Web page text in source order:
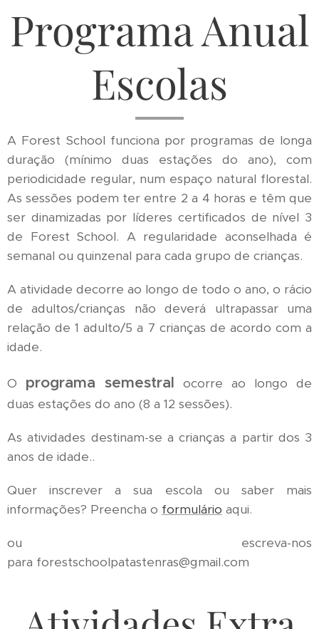
Programa Anual
Escolas
A Forest School funciona por programas de longa
duração (mínimo duas estações do ano), com
periodicidade regular, num espaço natural florestal.
As sessões podem ter entre 2 a 4 horas e têm que
ser dinamizadas por líderes certificados de nível 3
de Forest School. A regularidade aconselhada é
semanal ou quinzenal para cada grupo de crianças.
A atividade decorre ao longo de todo o ano, o rácio
de adultos/crianças não deverá ultrapassar uma
relação de 1 adulto/5 a 7 crianças de acordo com a
idade.
O programa semestral ocorre ao longo de
duas estações do ano (8 a 12 sessões).
As atividades destinam-se a crianças a partir dos 3
anos de idade..
Quer inscrever a sua escola ou saber mais
informações? Preencha o formulário aqui.
ou escreva-nos
para forestschoolpatastenras@gmail.com